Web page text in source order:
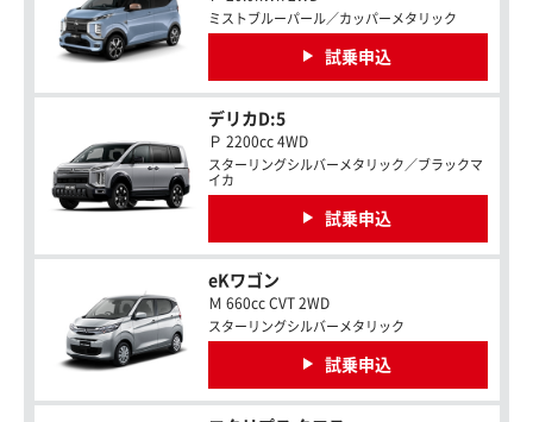
ミストブルーパール／カッパーメタリック
試乗申込
デリカD:5
Ｐ 2200cc 4WD
スターリングシルバーメタリック／ブラックマ
イカ
試乗申込
eKワゴン
Ｍ 660cc CVT 2WD
スターリングシルバーメタリック
試乗申込